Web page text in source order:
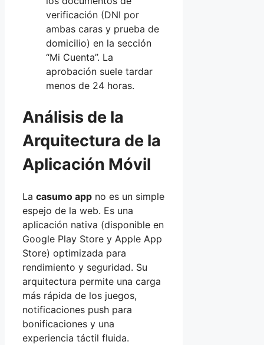
verificación (DNI por
ambas caras y prueba de
domicilio) en la sección
“Mi Cuenta”. La
aprobación suele tardar
menos de 24 horas.
Análisis de la
Arquitectura de la
Aplicación Móvil
La casumo app no es un simple
espejo de la web. Es una
aplicación nativa (disponible en
Google Play Store y Apple App
Store) optimizada para
rendimiento y seguridad. Su
arquitectura permite una carga
más rápida de los juegos,
notificaciones push para
bonificaciones y una
experiencia táctil fluida.